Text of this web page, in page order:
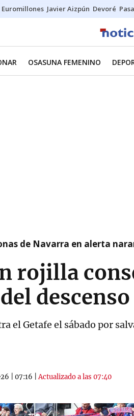
Javier Aizpún Devoré
OSASUNA FEMENINO
de Navarra en alerta
rojilla
descenso
el Getafe el sábado por
07:16 |Actualizado a las 07:40